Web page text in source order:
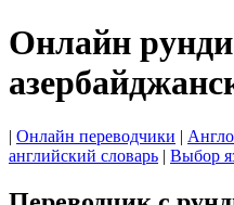
Онлайн
| Онлайн переводчики |
английский словарь | Выбор